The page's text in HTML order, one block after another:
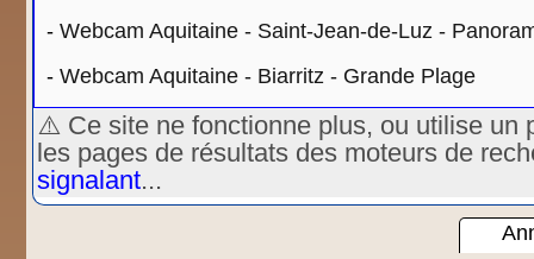
- Webcam Aquitaine - Saint-Jean-de-Luz -
- Webcam Aquitaine - Biarritz - Grande Plage
⚠️ Ce site ne fonctionne plus, ou utilise un
les pages de résultats des moteurs de
signalant...